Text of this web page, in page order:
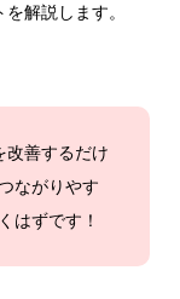
解説します。
改善するだけ
ながりやす
はずです！